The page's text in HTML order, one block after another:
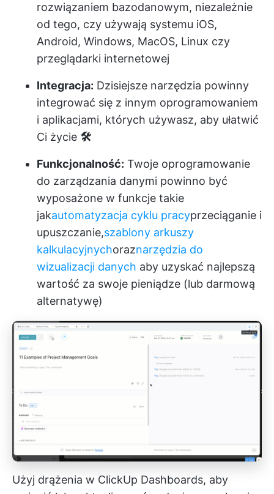
rozwiązaniem bazodanowym, niezależnie
od tego, czy używają systemu iOS,
Android, Windows, MacOS, Linux czy
przeglądarki internetowej
Integracja: Dzisiejsze narzędzia powinny
integrować się z innym oprogramowaniem
i aplikacjami, których używasz, aby ułatwić
Ci życie 🛠️
Funkcjonalność: Twoje oprogramowanie
do zarządzania danymi powinno być
wyposażone w funkcje takie
jakautomatyzacja cyklu pracyprzeciąganie i
upuszczanie,szablony arkuszy
kalkulacyjnychoraznarzędzia do
wizualizacji danych aby uzyskać najlepszą
wartość za swoje pieniądze (lub darmową
alternatywę)
Użyj drążenia w ClickUp Dashboards, aby